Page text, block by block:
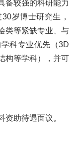
备较强的科研能力
岁博士研究生，
类等紧缺专业、与
科专业优先（3D
构等学科），并可
资助待遇面议。